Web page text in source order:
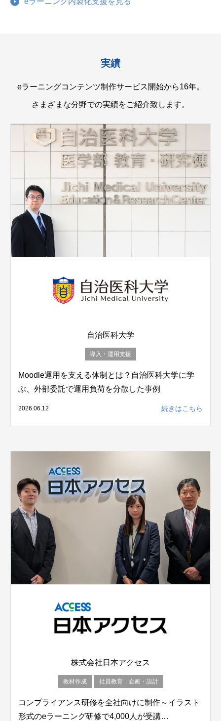
実績
eラーニングコンテンツ制作サービス開始から16年。
さまざまな分野での実績をご紹介致します。
自治医科大学
導入・運用支援
Moodle運用を支える体制とは？自治医科大学に学
ぶ、外部委託で運用負荷を分散した事例
2026.06.12 続きはこちら
株式会社日本アクセス
教材作成 社員教育 企画・設計
コンプライアンス研修を全社向けに制作～イラスト
形式のeラーニング研修で4,000人が受講…